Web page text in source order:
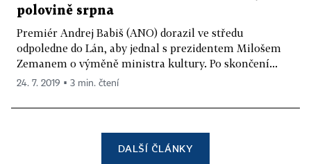
polovině srpna
Premiér Andrej Babiš (ANO) dorazil ve středu
odpoledne do Lán, aby jednal s prezidentem Milošem
Zemanem o výměně ministra kultury. Po skončení...
24. 7. 2019 ▪ 3 min. čtení
DALŠÍ ČLÁNKY